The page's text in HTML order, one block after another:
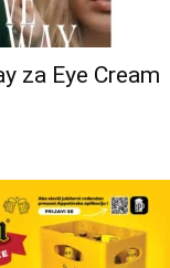
za Eye Cream